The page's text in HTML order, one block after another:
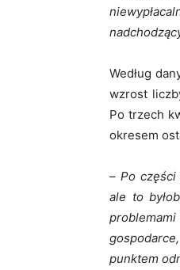
Według
wzrost
Po trzech
okresem
– Po
ale to
punktem